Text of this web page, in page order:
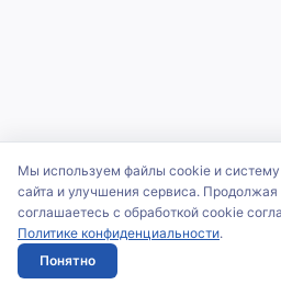
Мы используем файлы cookie и систему
сайта и улучшения сервиса. Продолжая
соглашаетесь с обработкой cookie
Политике конфиденциальности.
Понятно